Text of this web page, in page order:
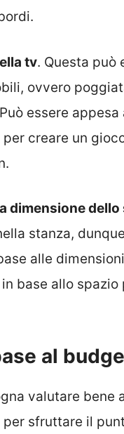
tv. Questa può
ovvero
essere
creare un
dimensione
stanza,
alle
base allo
al
valutare bene
sfruttare il